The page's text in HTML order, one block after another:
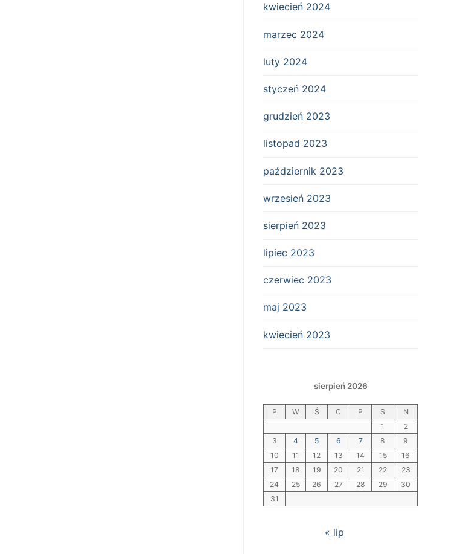
kwiecień 2024
marzec 2024
luty 2024
styczeń 2024
grudzień 2023
listopad 2023
październik 2023
wrzesień 2023
sierpień 2023
lipiec 2023
czerwiec 2023
maj 2023
kwiecień 2023
sierpień 2026
P W Ś C P S
N
1
2
3
4 5 6 7 8
9
10
11 12 13 14 15
16
17
18 19 20 21 22
23
24
25 26 27 28 29
30
31
« lip